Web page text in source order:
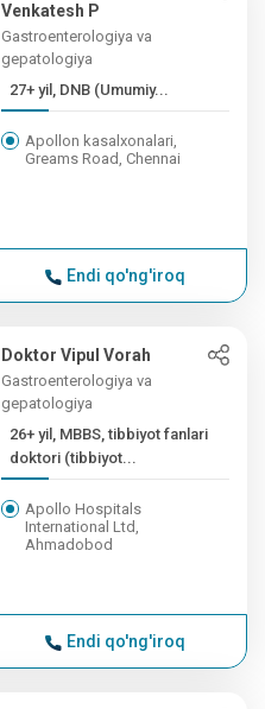
Venkatesh P
Gastroenterologiya va
gepatologiya
27+ yil, DNB (Umumiy...
Apollon kasalxonalari,
Greams Road, Chennai
Endi qo'ng'iroq
Doktor Vipul Vorah
Gastroenterologiya va
gepatologiya
26+ yil, MBBS, tibbiyot fanlari
doktori (tibbiyot...
Apollo Hospitals
International Ltd,
Ahmadobod
Endi qo'ng'iroq